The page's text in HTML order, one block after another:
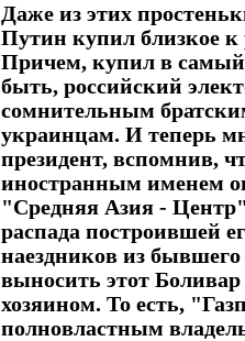
Даже из этих
Путин купил близкое к
Причем, купил в самый
быть, российский
сомнительным
украинцам. И теперь
президент, вспомнив,
иностранным именем
"Средняя Азия -
распада построившей
наездников из
выносить этот Боливар
хозяином. То есть,
полновластным